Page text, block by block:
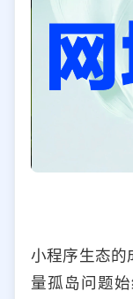
小程序生态的
量孤岛问题